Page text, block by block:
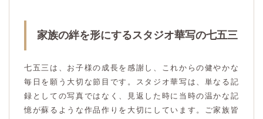
家族の絆を形にするスタジオ華写の七五三
七五三は、お子様の成長を感謝し、これからの健やかな
毎日を願う大切な節目です。スタジオ華写は、単なる記
録としての写真ではなく、見返した時に当時の温かな記
憶が蘇るような作品作りを大切にしています。ご家族皆